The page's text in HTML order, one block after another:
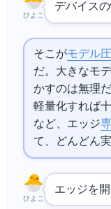
ひよこ
デバイス
そこがモデル
だ。大きなモ
かすのは無理だ
軽量化すれば
など、エッジ
て、どんどん
ひよこ
エッジAIを